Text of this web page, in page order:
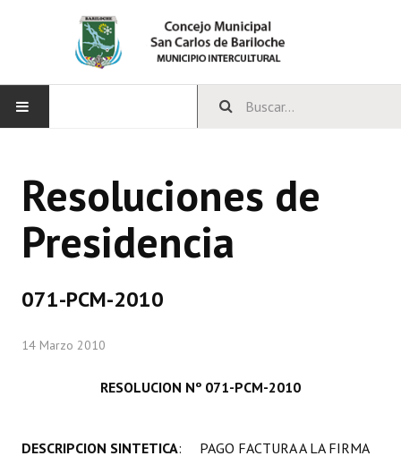
CONCEJO
Bloques Políticos
Comisiones Permanentes
Comisiones Especiales
Concejales Mandato Cumplido
Resoluciones de
Presidencia
071-PCM-2010
14 Marzo 2010
RESOLUCION Nº 071-PCM-2010
DESCRIPCION SINTETICA: PAGO FACTURA A LA FIRMA